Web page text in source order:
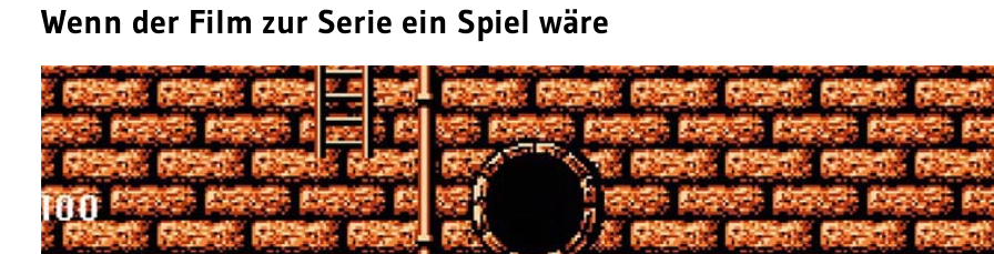
Wenn der Film zur Serie ein Spiel wäre